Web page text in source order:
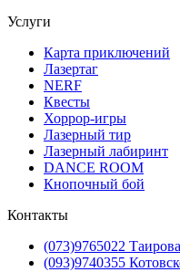
Услуги
Карта приключений
Лазертаг
NERF
Квесты
Хоррор-игры
Лазерный тир
Лазерный лабиринт
DANCE ROOM
Кнопочный бой
Контакты
(073)9765022 Таирова
(093)9740355